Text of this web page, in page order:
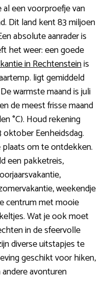
een voorproefje van
Dit land kent 83 miljoen
absolute aanrader is
het weer: een goede
in Rechtensteinis
ligt gemiddeld
warmste maand is juli
de meest frisse maand
°C). Houd rekening
Eenheidsdag.
om te ontdekken.
een pakketreis,
weekendje
centrum met mooie
Wat je ook moet
in de sfeervolle
diverse uitstapjes te
geschikt voor hiken,
avonturen